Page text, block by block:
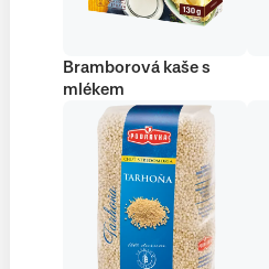
Bramborová kaše s
mlékem